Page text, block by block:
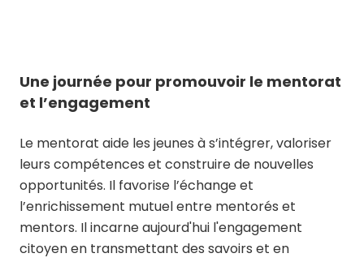
Une journée pour promouvoir le mentorat
et l’engagement
Le mentorat aide les jeunes à s’intégrer, valoriser
leurs compétences et construire de nouvelles
opportunités. Il favorise l’échange et
l’enrichissement mutuel entre mentorés et
mentors. Il incarne aujourd'hui l'engagement
citoyen en transmettant des savoirs et en